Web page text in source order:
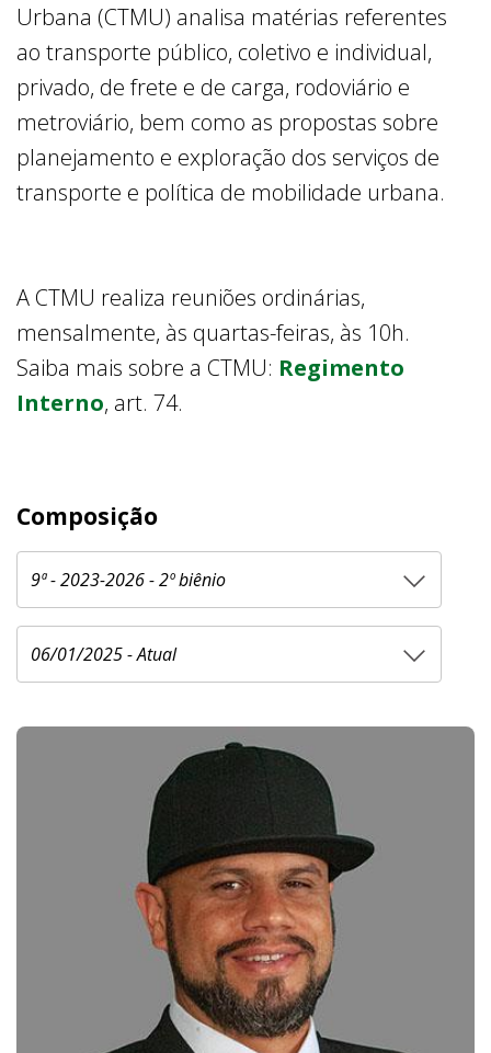
Urbana (CTMU) analisa matérias referentes
ao transporte público, coletivo e individual,
privado, de frete e de carga, rodoviário e
metroviário, bem como as propostas sobre
planejamento e exploração dos serviços de
transporte e política de mobilidade urbana.
A CTMU realiza reuniões ordinárias,
mensalmente, às quartas-feiras, às 10h.
Saiba mais sobre a CTMU: Regimento
Interno, art. 74.
Composição